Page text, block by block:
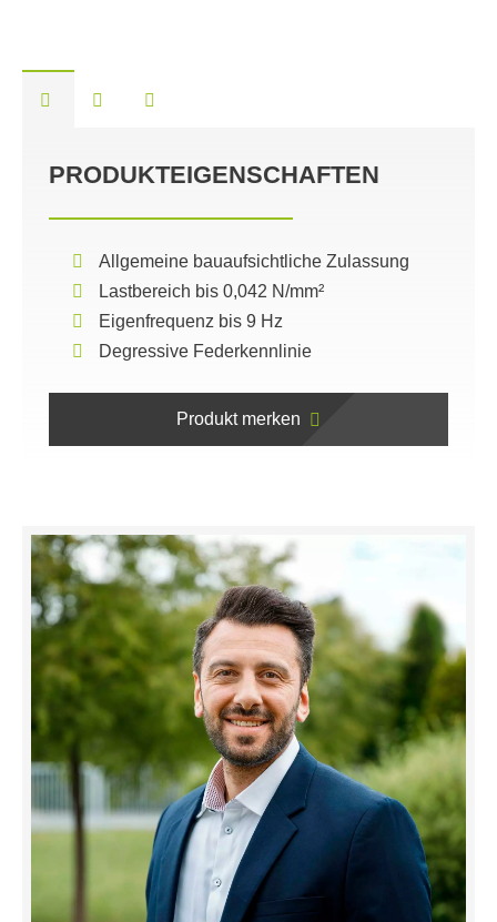
PRODUKTEIGENSCHAFTEN
Allgemeine bauaufsichtliche Zulassung
Lastbereich bis 0,042 N/mm²
Eigenfrequenz bis 9 Hz
Degressive Federkennlinie
Produkt merken